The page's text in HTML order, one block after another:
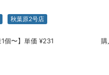
秋葉原2号店
1個〜】単価 ¥231 購